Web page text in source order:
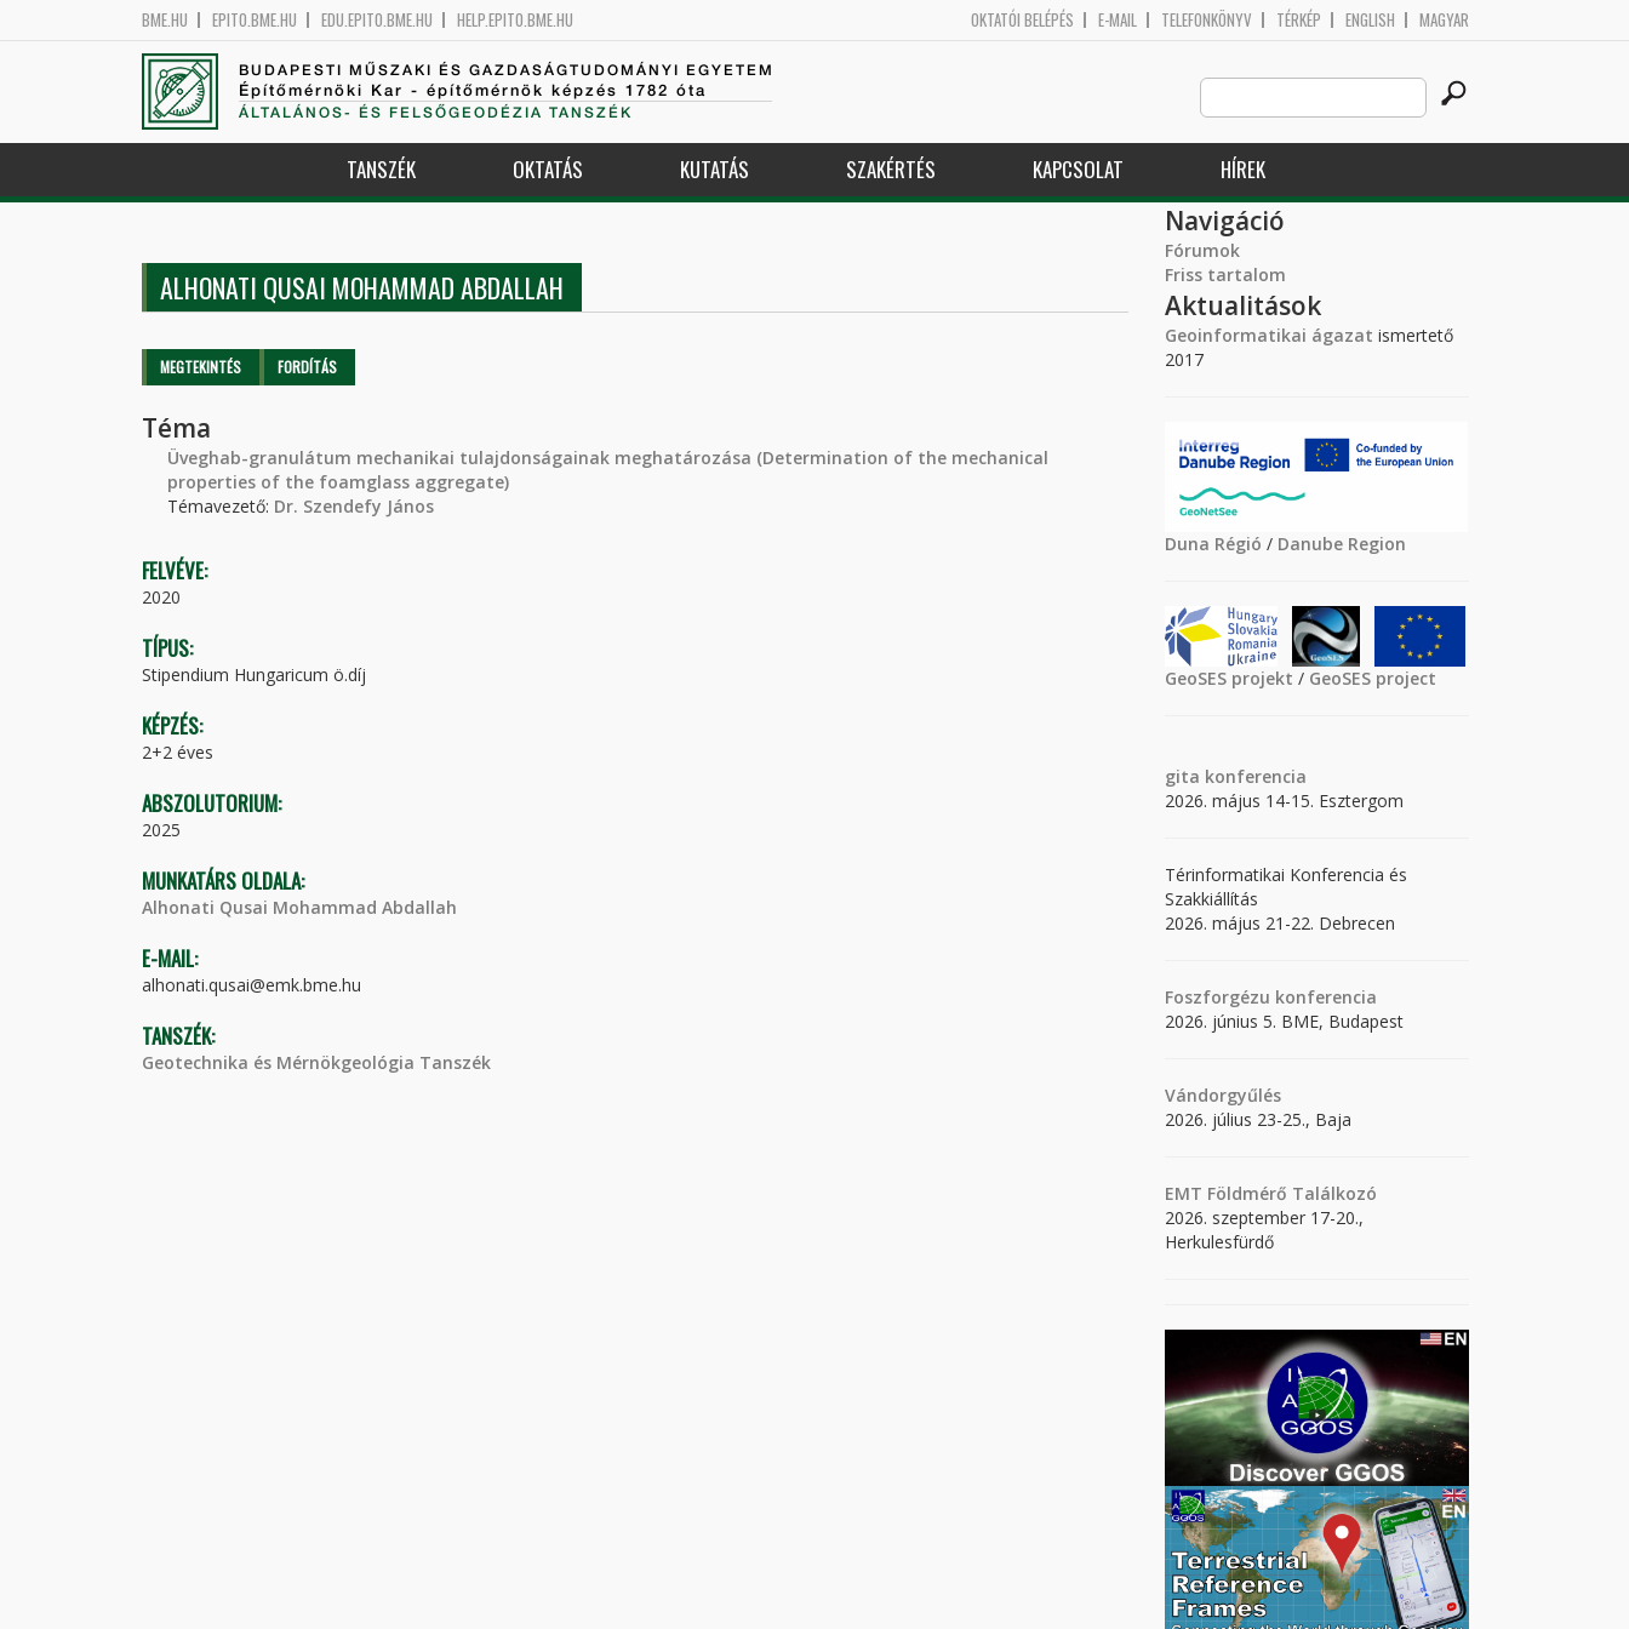
BME.HU EPITO.BME.HU EDU.EPITO.BME.HU HELP.EPITO.BME.HU OKTATÓI BELÉPÉS E-MAIL TELEFONKÖNYV TÉRKÉP ENGLISH MAGYAR
BUDAPESTI MŰSZAKI ÉS GAZDASÁGTUDOMÁNYI EGYETEM
Építőmérnöki Kar - építőmérnök képzés 1782 óta
ÁLTALÁNOS- ÉS FELSŐGEODÉZIA TANSZÉK
Search
this
site
TANSZÉK OKTATÁS KUTATÁS SZAKÉRTÉS KAPCSOLAT HÍREK
ALHONATI QUSAI MOHAMMAD ABDALLAH
Elsődleges fülek
MEGTEKINTÉS (AKTÍVFORDÍTÁS
Téma
Üveghab-granulátum mechanikai tulajdonságainak meghatározása (Determination of the mechanical
properties of the foamglass aggregate)
Témavezető: Dr. Szendefy János
FELVÉVE:
2020
TÍPUS:
Stipendium Hungaricum ö.díj
KÉPZÉS:
2+2 éves
ABSZOLUTORIUM:
2025
MUNKATÁRS OLDALA:
Alhonati Qusai Mohammad Abdallah
E-MAIL:
alhonati.qusai@emk.bme.hu
TANSZÉK:
Geotechnika és Mérnökgeológia Tanszék
Navigáció
Fórumok
Friss tartalom
Aktualitások
Geoinformatikai ágazat ismertető
2017
Duna Régió / Danube Region
GeoSES projekt / GeoSES project
gita konferencia
2026. május 14-15. Esztergom
Térinformatikai Konferencia és
Szakkiállítás
2026. május 21-22. Debrecen
Foszforgézu konferencia
2026. június 5. BME, Budapest
Vándorgyűlés
2026. július 23-25., Baja
EMT Földmérő Találkozó
2026. szeptember 17-20.,
Herkulesfürdő